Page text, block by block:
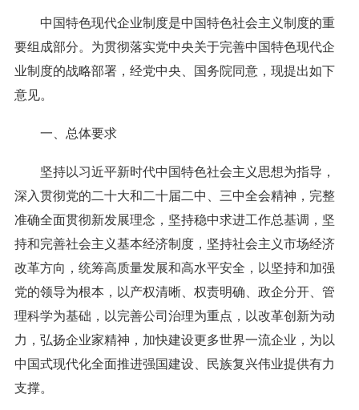
中国特色现代企业制度是中国特色社会主义制度的重
要组成部分。为贯彻落实党中央关于完善中国特色现代企
业制度的战略部署，经党中央、国务院同意，现提出如下
意见。
一、总体要求
坚持以习近平新时代中国特色社会主义思想为指导，
深入贯彻党的二十大和二十届二中、三中全会精神，完整
准确全面贯彻新发展理念，坚持稳中求进工作总基调，坚
持和完善社会主义基本经济制度，坚持社会主义市场经济
改革方向，统筹高质量发展和高水平安全，以坚持和加强
党的领导为根本，以产权清晰、权责明确、政企分开、管
理科学为基础，以完善公司治理为重点，以改革创新为动
力，弘扬企业家精神，加快建设更多世界一流企业，为以
中国式现代化全面推进强国建设、民族复兴伟业提供有力
支撑。